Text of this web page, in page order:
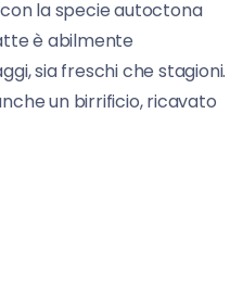
la specie autoctona
è abilmente
sia freschi che stagioni.
un birrificio, ricavato